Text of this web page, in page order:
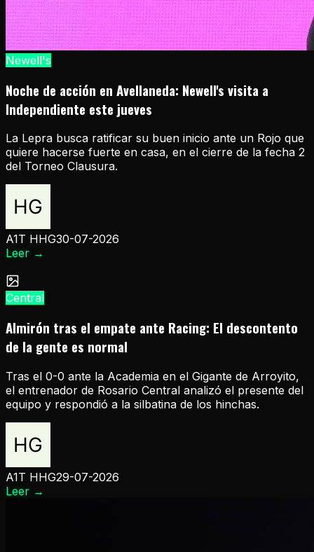
Newell's
Noche de acción en Avellaneda: Newell's visita a
Independiente este jueves
La Lepra busca ratificar su buen inicio ante un Rojo que
quiere hacerse fuerte en casa, en el cierre de la fecha 2
del Torneo Clausura.
A1T HHG30-07-2026
Leer →
Central
Almirón tras el empate ante Racing: El descontento
de la gente es normal
Tras el 0-0 ante la Academia en el Gigante de Arroyito,
el entrenador de Rosario Central analizó el presente del
equipo y respondió a la silbatina de los hinchas.
A1T HHG29-07-2026
Leer →